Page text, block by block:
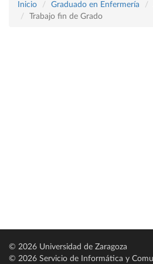
Inicio Graduado en Enfermería
Trabajo fin de Grado
© 2026 Universidad de Zaragoza
© 2026 Servicio de Informática y